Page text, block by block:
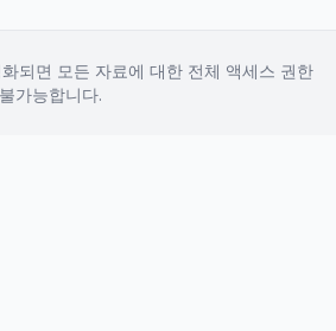
되면 모든 자료에 대한 전체 액세스 권한
가능합니다.